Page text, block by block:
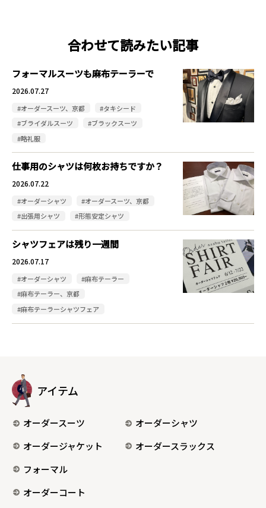
合わせて読みたい記事
フォーマルスーツも麻布テーラーで
2026.07.27
#オーダースーツ、京都
#タキシード
#ブライダルスーツ
#ブラックスーツ
#略礼服
仕事用のシャツは何枚お持ちですか？
2026.07.22
#オーダーシャツ
#オーダースーツ、京都
#出張用シャツ
#形態安定シャツ
シャツフェアは残り一週間
2026.07.17
#オーダーシャツ
#麻布テーラー
#麻布テーラー、京都
#麻布テーラーシャツフェア
アイテム
オーダースーツ
オーダーシャツ
オーダージャケット
オーダースラックス
フォーマル
オーダーコート